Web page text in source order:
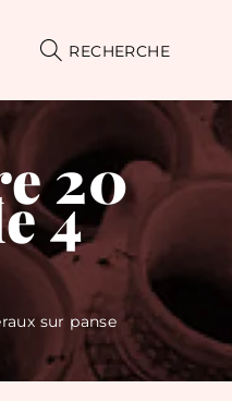
RECHERCHE
20
4
sur panse